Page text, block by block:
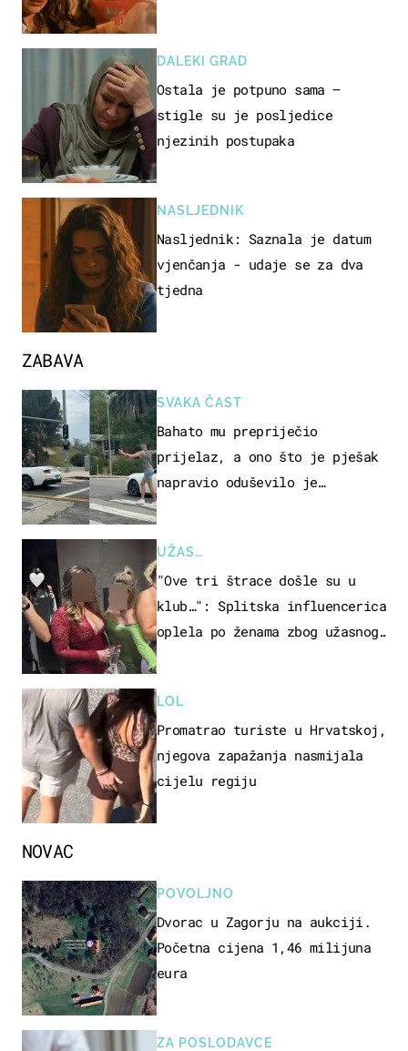
ZABAVA
SVAKA ČAST
Bahato mu prepriječio
prijelaz, a ono što je pješak
napravio oduševilo je
UŽAS…
"Ove tri štrace došle su u
klub…": Splitska influencerica
oplela po ženama zbog užasnog
LOL
Promatrao turiste u Hrvatskoj,
njegova zapažanja nasmijala
cijelu regiju
DALEKI GRAD
Ostala je potpuno sama –
stigle su je posljedice
njezinih postupaka
NASLJEDNIK
Nasljednik: Saznala je datum
vjenčanja - udaje se za dva
tjedna
NOVAC
POVOLJNO
Dvorac u Zagorju na aukciji.
Početna cijena 1,46 milijuna
eura
ZA POSLODAVCE